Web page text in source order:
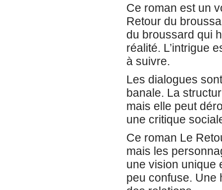
Ce roman est un
Retour du
du broussard qui
réalité. L’intrigue
à suivre.
Les dialogues
banale. La
mais elle peut
une critique
Ce roman Le
mais les
une vision unique
peu confuse. Une